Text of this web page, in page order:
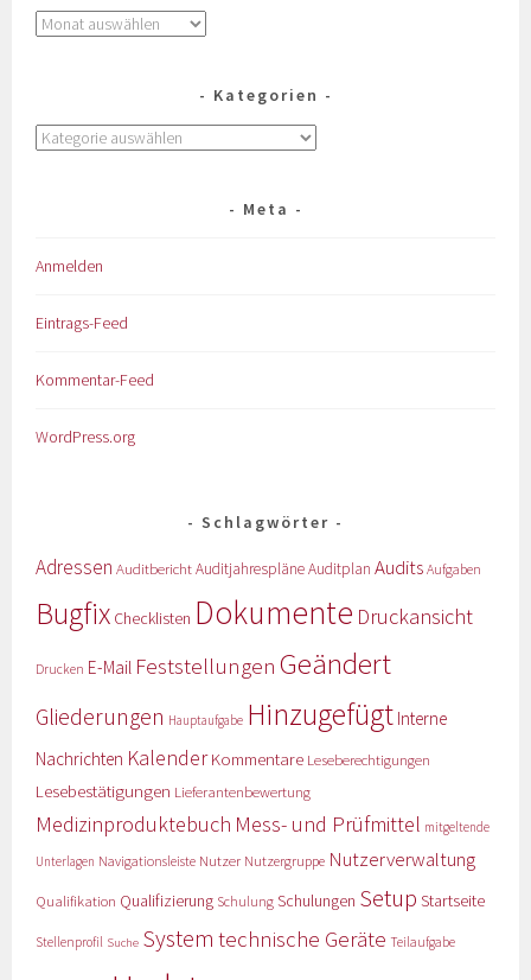
Kategorien
Meta
Anmelden
Eintrags-Feed
Kommentar-Feed
WordPress.org
Schlagwörter
Adressen AuditberichtAuditjahrespläneAuditplan Audits Aufgaben
Bugfix Checklisten Dokumente Druckansicht
Drucken E-Mail Feststellungen Geändert
Gliederungen Hauptaufgabe Hinzugefügt Interne
Nachrichten KalenderKommentare Leseberechtigungen
Lesebestätigungen Lieferantenbewertung
Medizinproduktebuch Mess- und Prüfmittel mitgeltende
Unterlagen Navigationsleiste Nutzer Nutzergruppe Nutzerverwaltung
Qualifikation Qualifizierung Schulung Schulungen Setup Startseite
Stellenprofil Suche System technische Geräte Teilaufgabe